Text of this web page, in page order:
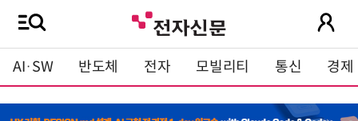
AI·SW 반도체 전자 모빌리티 통신 경제